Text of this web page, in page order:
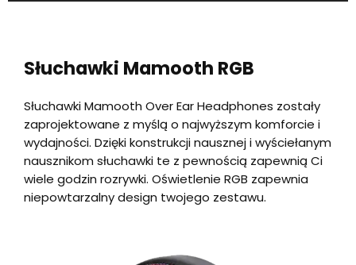
Słuchawki Mamooth RGB
Słuchawki Mamooth Over Ear Headphones zostały
zaprojektowane z myślą o najwyższym komforcie i
wydajności. Dzięki konstrukcji nausznej i wyściełanym
nausznikom słuchawki te z pewnością zapewnią Ci
wiele godzin rozrywki. Oświetlenie RGB zapewnia
niepowtarzalny design twojego zestawu.